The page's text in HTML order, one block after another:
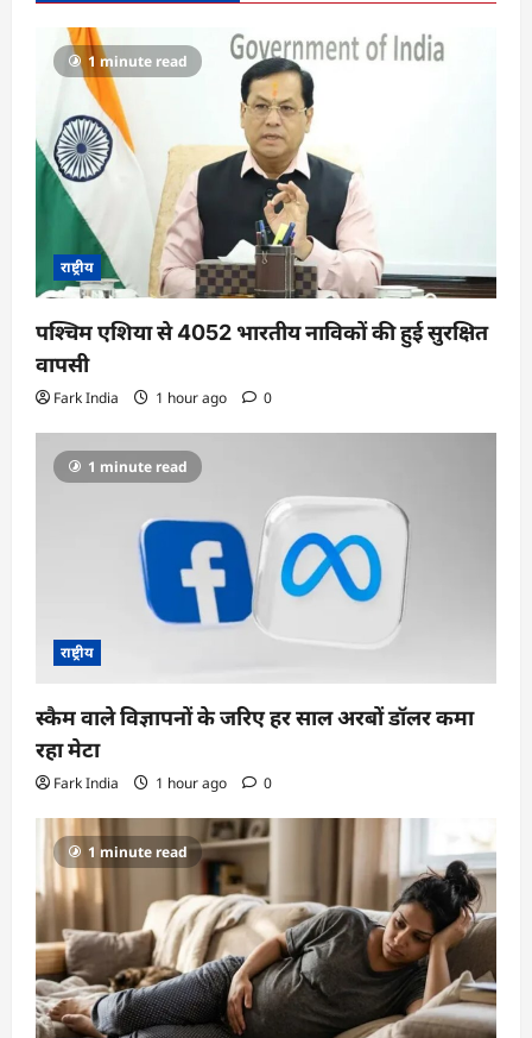
1 minute read
राष्ट्रीय
पश्चिम एशिया से 4052 भारतीय नाविकों की हुई सुरक्षित
वापसी
Fark India 1 hour ago 0
1 minute read
राष्ट्रीय
स्कैम वाले विज्ञापनों के जरिए हर साल अरबों डॉलर कमा
रहा मेटा
Fark India 1 hour ago 0
1 minute read